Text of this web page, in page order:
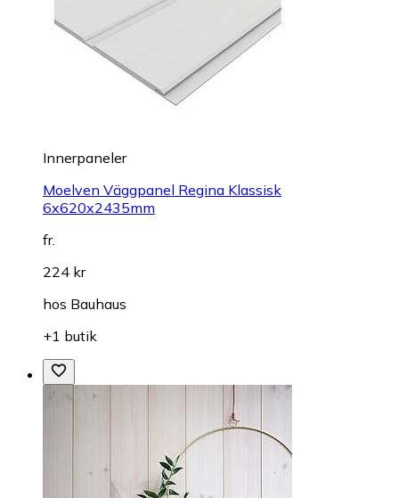
Innerpaneler
Moelven Väggpanel Regina Klassisk
6x620x2435mm
fr.
224 kr
hos Bauhaus
+1 butik